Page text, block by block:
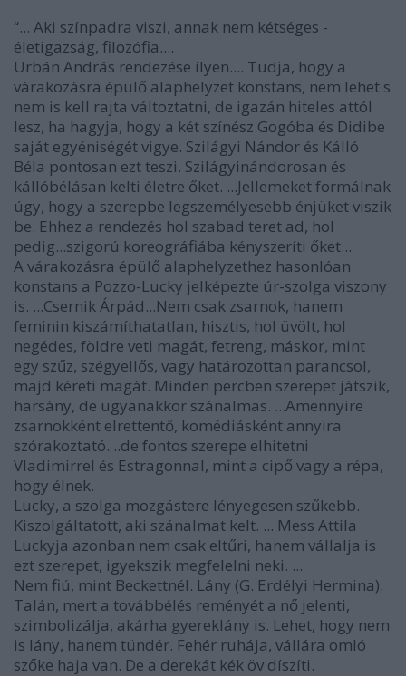
“... Aki színpadra viszi, annak nem kétséges -
életigazság, filozófia....
Urbán András rendezése ilyen.... Tudja, hogy a
várakozásra épülő alaphelyzet konstans, nem lehet s
nem is kell rajta változtatni, de igazán hiteles attól
lesz, ha hagyja, hogy a két színész Gogóba és Didibe
saját egyéniségét vigye. Szilágyi Nándor és Kálló
Béla pontosan ezt teszi. Szilágyinándorosan és
kállóbélásan kelti életre őket. ...Jellemeket formálnak
úgy, hogy a szerepbe legszemélyesebb énjüket viszik
be. Ehhez a rendezés hol szabad teret ad, hol
pedig...szigorú koreográfiába kényszeríti őket...
A várakozásra épülő alaphelyzethez hasonlóan
konstans a Pozzo-Lucky jelképezte úr-szolga viszony
is. ...Csernik Árpád...Nem csak zsarnok, hanem
feminin kiszámíthatatlan, hisztis, hol üvölt, hol
negédes, földre veti magát, fetreng, máskor, mint
egy szűz, szégyellős, vagy határozottan parancsol,
majd kéreti magát. Minden percben szerepet játszik,
harsány, de ugyanakkor szánalmas. ...Amennyire
zsarnokként elrettentő, komédiásként annyira
szórakoztató. ..de fontos szerepe elhitetni
Vladimirrel és Estragonnal, mint a cipő vagy a répa,
hogy élnek.
Lucky, a szolga mozgástere lényegesen szűkebb.
Kiszolgáltatott, aki szánalmat kelt. ... Mess Attila
Luckyja azonban nem csak eltűri, hanem vállalja is
ezt szerepet, igyekszik megfelelni neki. ...
Nem fiú, mint Beckettnél. Lány (G. Erdélyi Hermina).
Talán, mert a továbbélés reményét a nő jelenti,
szimbolizálja, akárha gyereklány is. Lehet, hogy nem
is lány, hanem tündér. Fehér ruhája, vállára omló
szőke haja van. De a derekát kék öv díszíti.